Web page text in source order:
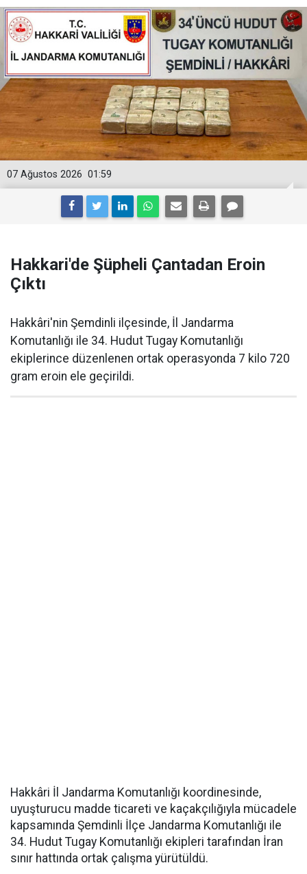
01:59
07 Ağustos 2026
Hakkari'de Şüpheli Çantadan Eroin
Çıktı
Hakkâri'nin Şemdinli ilçesinde, İl Jandarma
Komutanlığı ile 34. Hudut Tugay Komutanlığı
ekiplerince düzenlenen ortak operasyonda 7 kilo 720
gram eroin ele geçirildi.
Hakkâri İl Jandarma Komutanlığı koordinesinde,
uyuşturucu madde ticareti ve kaçakçılığıyla mücadele
kapsamında Şemdinli İlçe Jandarma Komutanlığı ile
34. Hudut Tugay Komutanlığı ekipleri tarafından İran
sınır hattında ortak çalışma yürütüldü.